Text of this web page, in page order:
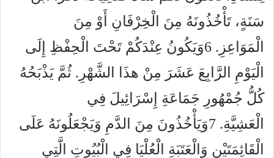
سَنَةٍ، تَأْخُذُونَهُ مِنَ الْخِرْفَانِ أَوْ مِنَ
الْمَوَاعِزِ. 6وَيَكُونُ عِنْدَكُمْ تَحْتَ الْحِفْظِ إِلَى
الْيَوْمِ الرَّابِعَ عَشَرَ مِنْ هذَا الشَّهْرِ. ثُمَّ يَذْبَحُهُ
كُلُّ جُمْهُورِ جَمَاعَةِ إِسْرَائِيلَ فِي
الْعَشِيَّةِ. 7وَيَأْخُذُونَ مِنَ الدَّمِ وَيَجْعَلُونَهُ عَلَى
الْقَائِمَتَيْنِ وَالْعَتَبَةِ الْعُلْيَا فِي الْبُيُوتِ الَّتِي